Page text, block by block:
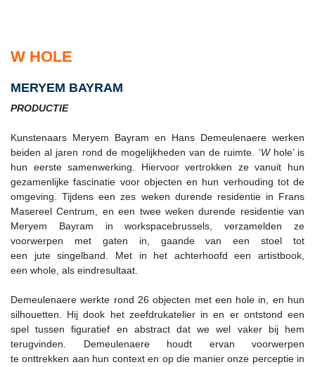
W HOLE
MERYEM BAYRAM
PRODUCTIE
Kunstenaars Meryem Bayram en Hans Demeulenaere werken
beiden al jaren rond de mogelijkheden van de ruimte. ‘Whole’ is
hun eerste samenwerking. Hiervoor vertrokken ze vanuit hun
gezamenlijke fascinatie voor objecten en hun verhouding tot de
omgeving. Tijdens een zes weken durende residentie in Frans
Masereel Centrum, en een twee weken durende residentie van
Meryem Bayram in workspacebrussels, verzamelden ze
voorwerpen met gaten in, gaande van een stoel tot
een jute singelband. Met in het achterhoofd een artistbook,
een whole, als eindresultaat.
Demeulenaere werkte rond 26 objecten met een hole in, en hun
silhouetten. Hij dook het zeefdrukatelier in en er ontstond een
spel tussen figuratief en abstract dat we wel vaker bij hem
terugvinden. Demeulenaere houdt ervan voorwerpen
te onttrekken aan hun context en op die manier onze perceptie in